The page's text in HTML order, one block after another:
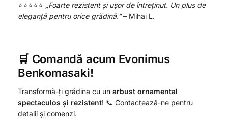
⭐️⭐️⭐️⭐️⭐️ „Foarte rezistent și ușor de întreținut. Un plus de
eleganță pentru orice grădină.”– Mihai L.
🛒 Comandă acum Evonimus
Benkomasaki!
Transformă-ți grădina cu un arbust ornamental
spectaculos și rezistent! 📞 Contactează-ne pentru
detalii și comenzi.